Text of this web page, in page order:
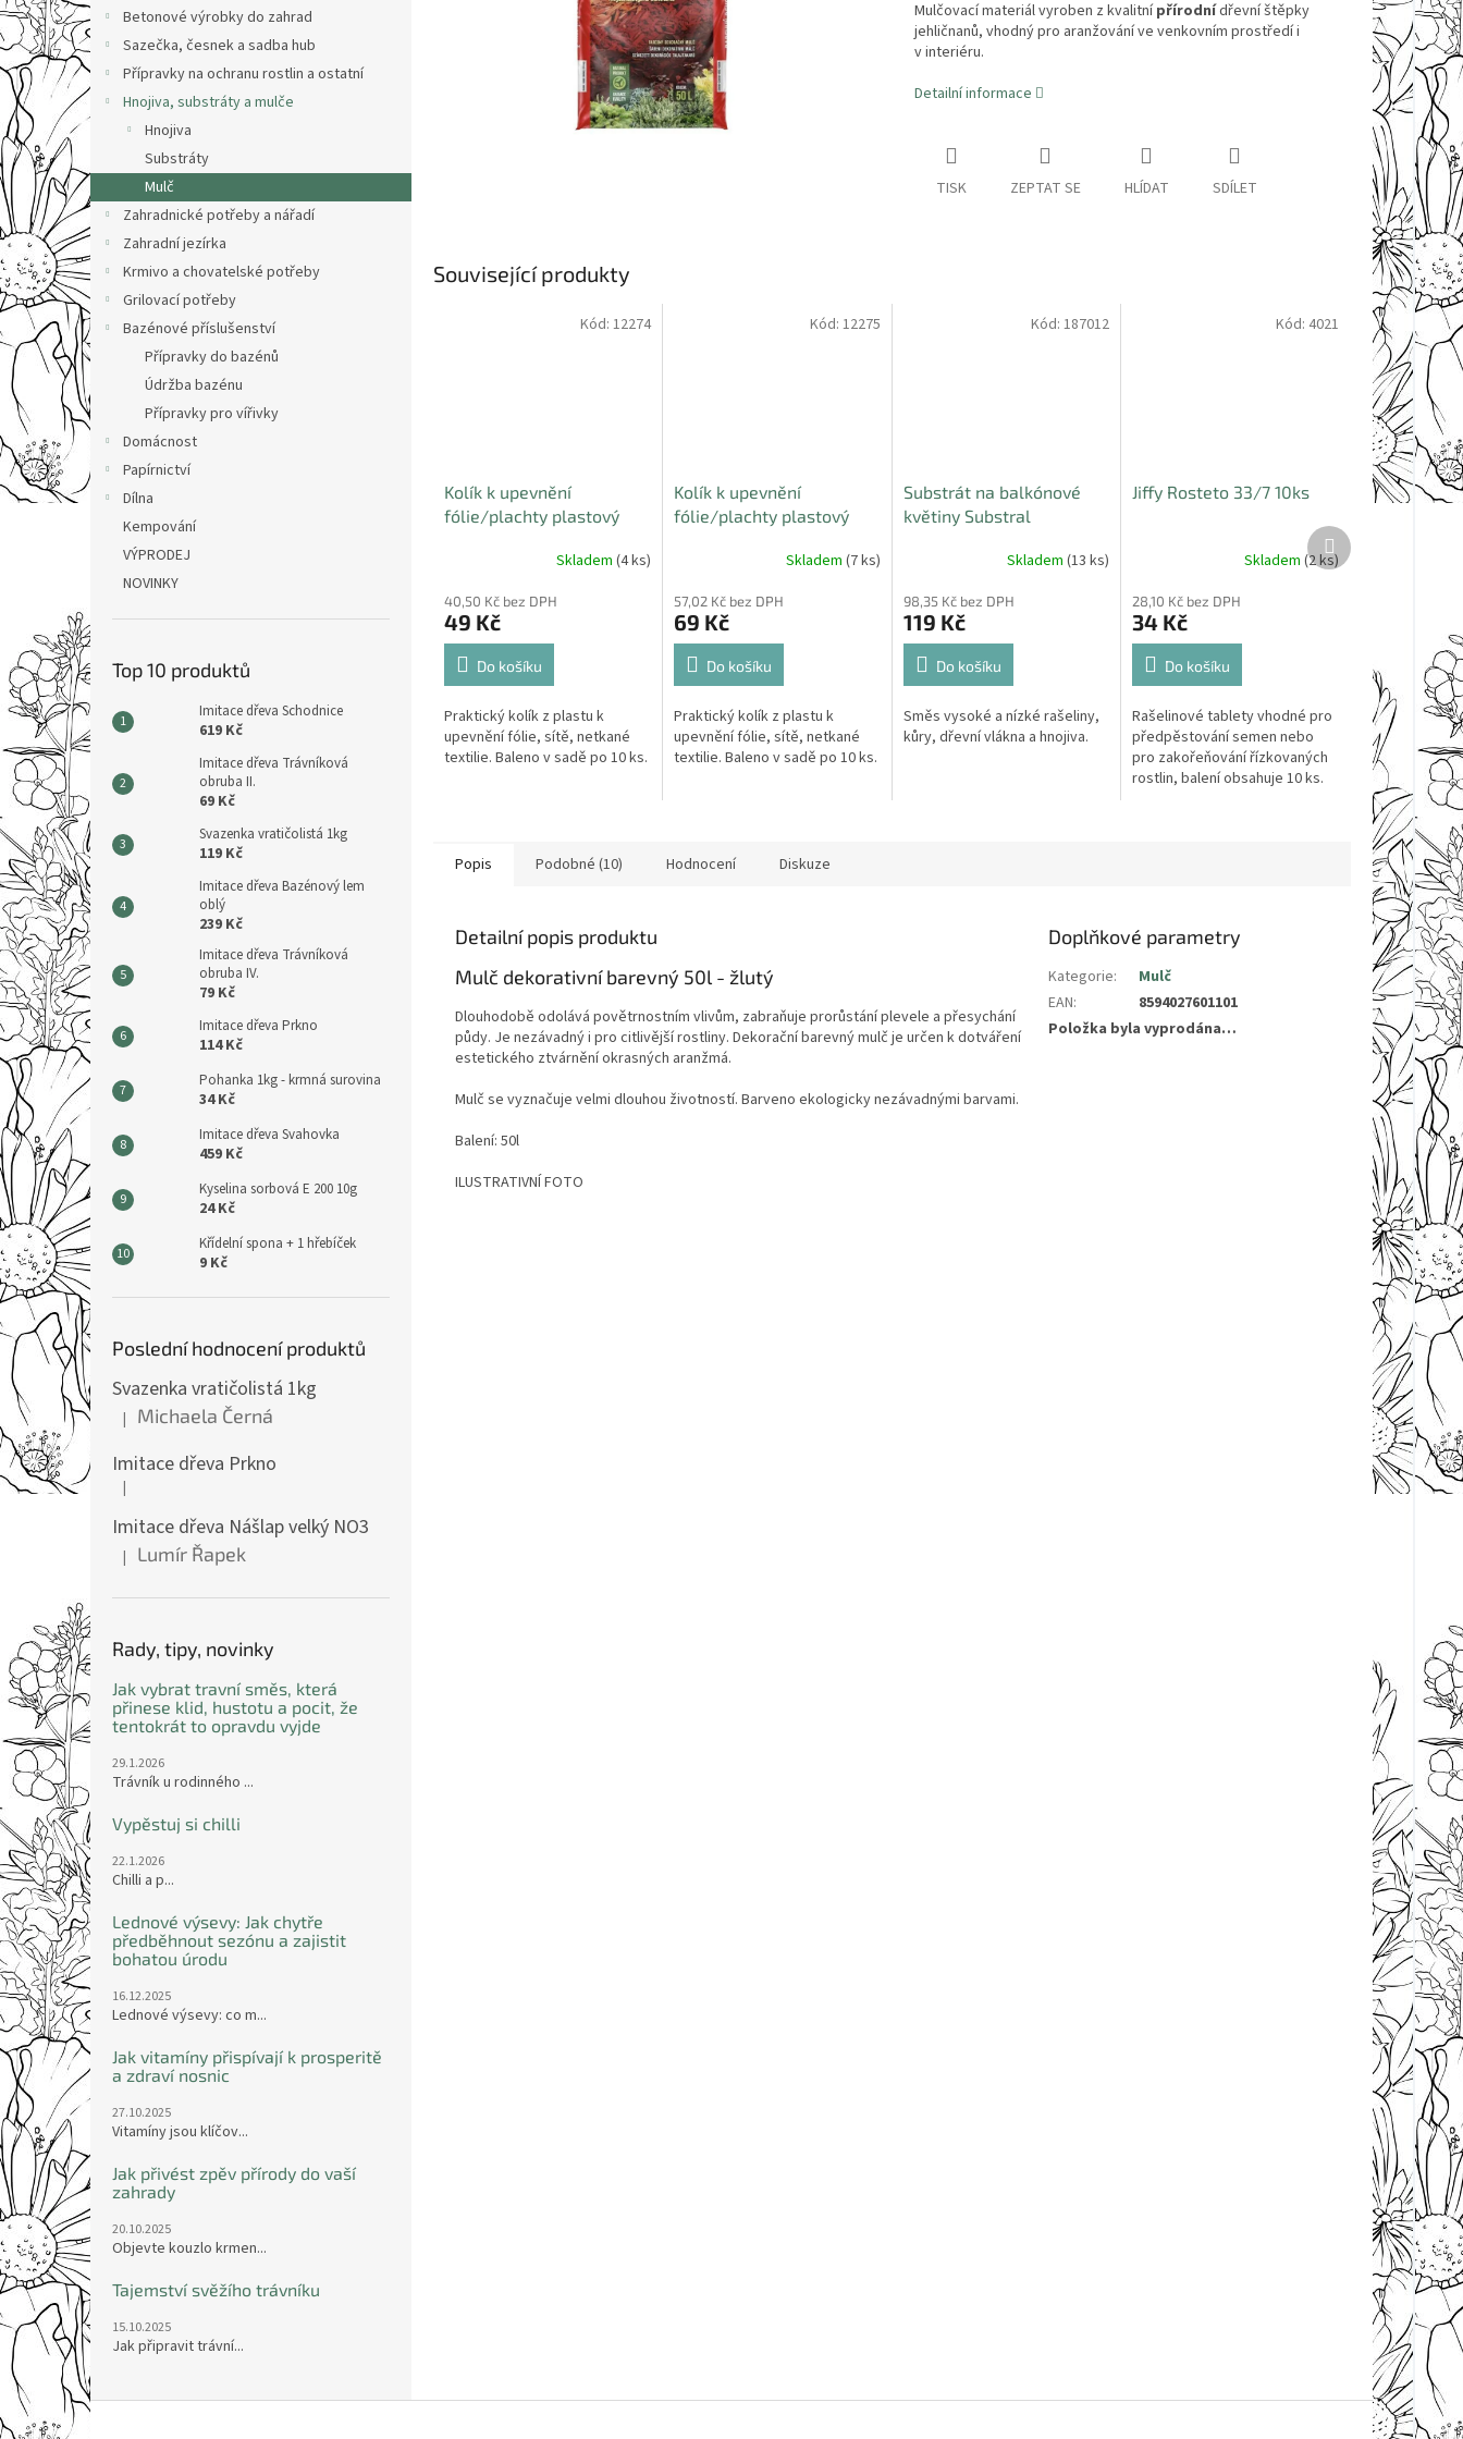
n
e
l
Betonové výrobky do zahrad
Sazečka, česnek a sadba hub
Přípravky na ochranu rostlin a ostatní
Hnojiva, substráty a mulče
Hnojiva
Substráty
Mulč
Zahradnické potřeby a nářadí
Zahradní jezírka
Krmivo a chovatelské potřeby
Grilovací potřeby
Bazénové příslušenství
Přípravky do bazénů
Údržba bazénu
Přípravky pro vířivky
Domácnost
Papírnictví
Dílna
Kempování
VÝPRODEJ
NOVINKY
Top 10 produktů
Imitace dřeva Schodnice
619 Kč
Imitace dřeva Trávníková
obruba II.
69 Kč
Svazenka vratičolistá 1kg
119 Kč
Imitace dřeva Bazénový lem
oblý
239 Kč
Imitace dřeva Trávníková
obruba IV.
79 Kč
Imitace dřeva Prkno
114 Kč
Pohanka 1kg - krmná surovina
34 Kč
Imitace dřeva Svahovka
459 Kč
Kyselina sorbová E 200 10g
24 Kč
Křídelní spona + 1 hřebíček
9 Kč
Poslední hodnocení produktů
Svazenka vratičolistá 1kg
Hodnocení produktu je 5 z 5 hvězdiček.
| Michaela Černá
Imitace dřeva Prkno
Hodnocení produktu je 5 z 5 hvězdiček.
|
Imitace dřeva Nášlap velký NO3
Hodnocení produktu je 5 z 5 hvězdiček.
| Lumír Řapek
Rady, tipy, novinky
Jak vybrat travní směs, která
přinese klid, hustotu a pocit, že
tentokrát to opravdu vyjde
29.1.2026
Trávník u rodinného ...
Vypěstuj si chilli
22.1.2026
Chilli a p...
Lednové výsevy: Jak chytře
předběhnout sezónu a zajistit
bohatou úrodu
16.12.2025
Lednové výsevy: co m...
Jak vitamíny přispívají k prosperitě
a zdraví nosnic
27.10.2025
Vitamíny jsou klíčov...
Jak přivést zpěv přírody do vaší
zahrady
20.10.2025
Objevte kouzlo krmen...
Tajemství svěžího trávníku
15.10.2025
Jak připravit trávní...
Mulčovací materiál vyroben z kvalitnípřírodnídřevní štěpky
jehličnanů, vhodný pro aranžování ve venkovním prostředí i
v interiéru.
Detailní informace
TISK ZEPTAT SE HLÍDAT SDÍLET
Související produkty
Kolík k upevnění
fólie/plachty plastový
Skladem (4 ks)
40,50 Kč bez DPH
49 Kč
Do košíku
Praktický kolík z plastu k
upevnění fólie, sítě, netkané
textilie. Baleno v sadě po 10 ks.
Kód: 12274
Kolík k upevnění
fólie/plachty plastový
Skladem (7 ks)
57,02 Kč bez DPH
69 Kč
Do košíku
Praktický kolík z plastu k
upevnění fólie, sítě, netkané
textilie. Baleno v sadě po 10 ks.
Kód: 12275
Substrát na balkónové
květiny Substral
Skladem(13 ks)
98,35 Kč bez DPH
119 Kč
Do košíku
Směs vysoké a nízké rašeliny,
kůry, dřevní vlákna a hnojiva.
Kód:187012
Jiffy Rosteto 33/7 10ks
Skladem (2 ks)
28,10 Kč bez DPH
34 Kč
Do košíku
Rašelinové tablety vhodné pro
předpěstování semen nebo
pro zakořeňování řízkovaných
rostlin, balení obsahuje 10 ks.
Kód: 4021
Další
produkt
Popis Podobné (10) Hodnocení Diskuze
Detailní popis produktu
Mulč dekorativní barevný 50l - žlutý
Dlouhodobě odolává povětrnostním vlivům, zabraňuje prorůstání plevele a přesychání
půdy. Je nezávadný i pro citlivější rostliny. Dekorační barevný mulč je určen k dotváření
estetického ztvárnění okrasných aranžmá.
Mulč se vyznačuje velmi dlouhou životností. Barveno ekologicky nezávadnými barvami.
Balení: 50l
ILUSTRATIVNÍ FOTO
Doplňkové parametry
Kategorie:
Mulč
EAN:
8594027601101
Položka byla vyprodána…
Z